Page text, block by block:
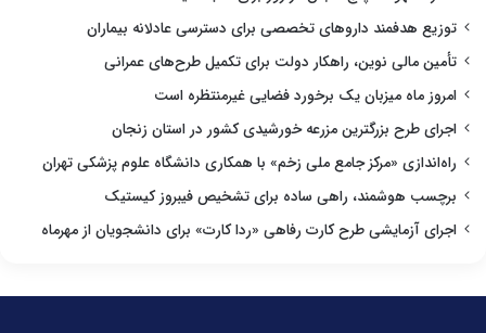
توزیع هدفمند داروهای تخصصی برای دسترسی عادلانه بیماران
تأمین مالی نوین، راهکار دولت برای تکمیل طرح‌های عمرانی
امروز ماه میزبان یک برخورد فضایی غیرمنتظره است
اجرای طرح بزرگترین مزرعه خورشیدی کشور در استان زنجان
راه‌اندازی «مرکز جامع ملی زخم» با همکاری دانشگاه علوم پزشکی تهران
برچسب هوشمند، راهی ساده برای تشخیص فیبروز کیستیک
اجرای آزمایشی طرح کارت رفاهی «ردا کارت» برای دانشجویان از مهرماه